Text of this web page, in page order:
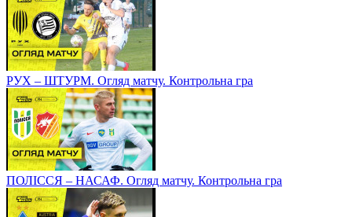
РУХ – ШТУРМ. Огляд матчу. Контрольна гра
ПОЛІССЯ – НАСАФ. Огляд матчу. Контрольна гра